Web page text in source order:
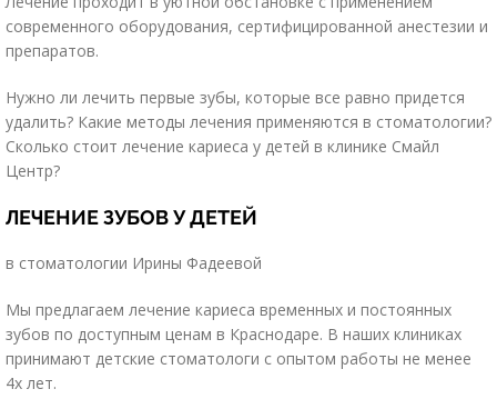
современного оборудования, сертифицированной анестезии и
препаратов.
Нужно ли лечить первые зубы, которые все равно придется
удалить? Какие методы лечения применяются в стоматологии?
Сколько стоит лечение кариеса у детей в клинике Смайл
Центр?
ЛЕЧЕНИЕ ЗУБОВ У ДЕТЕЙ
в стоматологии Ирины Фадеевой
Мы предлагаем лечение кариеса временных и постоянных
зубов по доступным ценам в Краснодаре. В наших клиниках
принимают детские стоматологи с опытом работы не менее
4х лет.